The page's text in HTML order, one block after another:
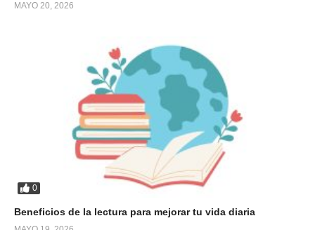
MAYO 20, 2026
0
Beneficios de la lectura para mejorar tu vida diaria